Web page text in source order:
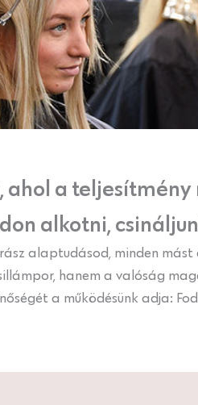
ahol a
alkotni,
alaptudásod, minden
hanem a valóság
a működésünk adja: